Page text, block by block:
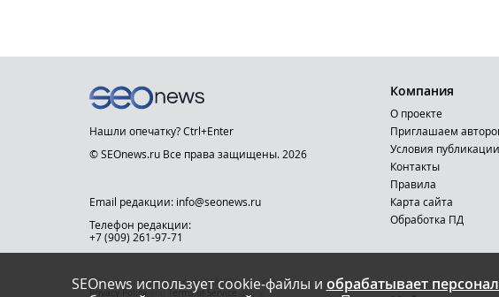
SEOnews использует cookie-файлы и обрабатывает
Нашли опечатку? Ctrl+Enter
© SEOnews.ru Все права защищены. 2026
Email редакции: info@seonews.ru
Телефон редакции:
+7 (909) 261-97-71
This site is protected by reCAPTCHA and the Google
Privacy Policyand Terms of Serviceapply.
Компания
О проекте
Приглашаем
Условия публикации
Контакты
Правила
Карта сайта
Обработка ПД